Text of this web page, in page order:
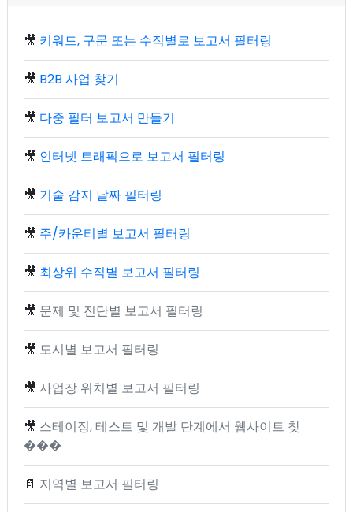
🎥 키워드, 구문 또는 수직별로 보고서 필터링
🎥 B2B 사업 찾기
🎥 다중 필터 보고서 만들기
🎥 인터넷 트래픽으로 보고서 필터링
🎥 기술 감지 날짜 필터링
🎥 주/카운티별 보고서 필터링
🎥 최상위 수직별 보고서 필터링
🎥 문제 및 진단별 보고서 필터링
🎥 도시별 보고서 필터링
🎥 사업장 위치별 보고서 필터링
🎥 스테이징, 테스트 및 개발 단계에서 웹사이트 찾
���
📄 지역별 보고서 필터링